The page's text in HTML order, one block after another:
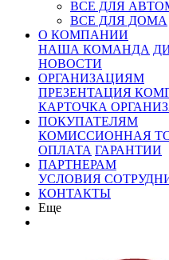
ВСЕ ДЛЯ
ВСЕ ДЛЯ ДОМА
О КОМПАНИИ
НАША КОМАНДА
НОВОСТИ
ОРГАНИЗАЦИЯМ
ПРЕЗЕНТАЦИЯ
КАРТОЧКА
ПОКУПАТЕЛЯМ
КОМИССИОННАЯ
ОПЛАТА ГАРАНТИИ
ПАРТНЕРАМ
УСЛОВИЯ
КОНТАКТЫ
Еще